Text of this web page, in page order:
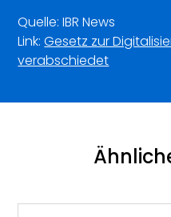
Quelle: IBR News
Link:Gesetz zur
verabschiedet